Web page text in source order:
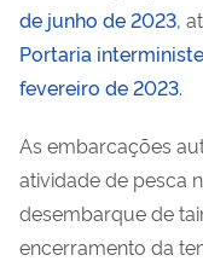
de junho de 2023,
Portaria
fevereiro de 2023.
As embarcações
atividade de pesca
desembarque de
encerramento da